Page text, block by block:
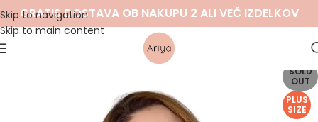
Skip to navigation
Skip to main content
GRATIS DOSTAVA OB NAKUPU 2 ALI VEČ IZDELKOV
SOLD
OUT
PLUS
SIZE